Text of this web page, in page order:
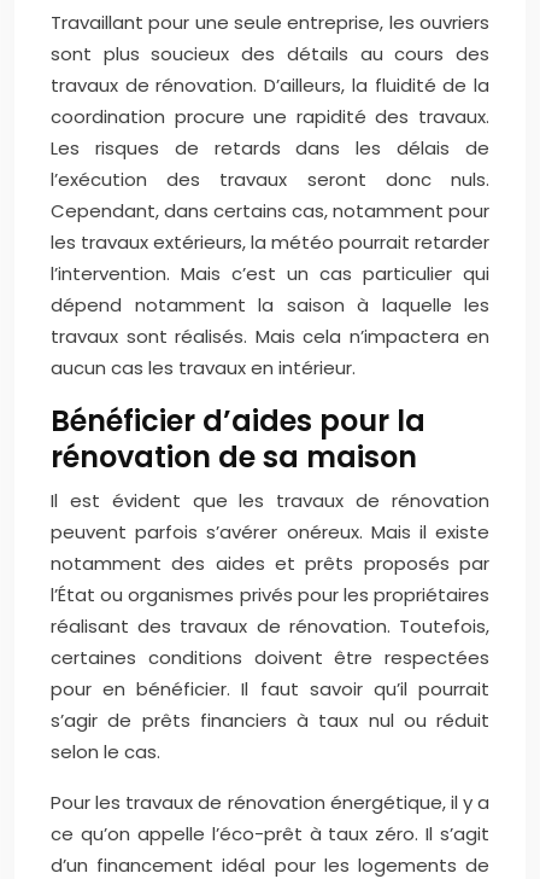
Travaillant pour une seule entreprise, les ouvriers
sont plus soucieux des détails au cours des
travaux de rénovation. D’ailleurs, la fluidité de la
coordination procure une rapidité des travaux.
Les risques de retards dans les délais de
l’exécution des travaux seront donc nuls.
Cependant, dans certains cas, notamment pour
les travaux extérieurs, la météo pourrait retarder
l’intervention. Mais c’est un cas particulier qui
dépend notamment la saison à laquelle les
travaux sont réalisés. Mais cela n’impactera en
aucun cas les travaux en intérieur.
Bénéficier d’aides pour la
rénovation de sa maison
Il est évident que les travaux de rénovation
peuvent parfois s’avérer onéreux. Mais il existe
notamment des aides et prêts proposés par
l’État ou organismes privés pour les propriétaires
réalisant des travaux de rénovation. Toutefois,
certaines conditions doivent être respectées
pour en bénéficier. Il faut savoir qu’il pourrait
s’agir de prêts financiers à taux nul ou réduit
selon le cas.
Pour les travaux de rénovation énergétique, il y a
ce qu’on appelle l’éco-prêt à taux zéro. Il s’agit
d’un financement idéal pour les logements de